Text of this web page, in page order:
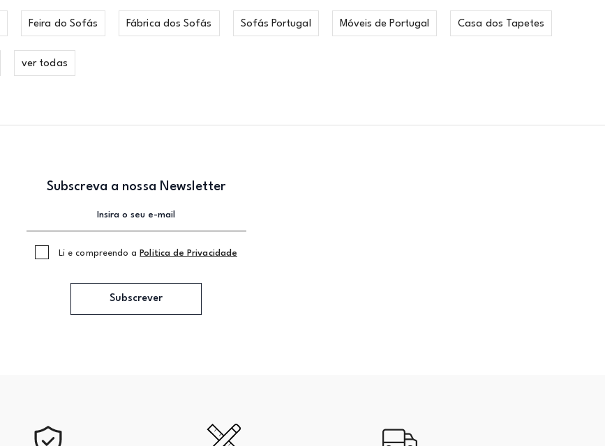
Feira do Sofás Fábrica dos Sofás Sofás Portugal Móveis de Portugal Casa dos Tapetes
ver todas
Subscreva a nossa Newsletter
Li e compreendo a Politica de Privacidade
Subscrever